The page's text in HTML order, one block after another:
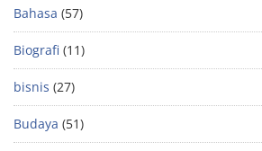
Bahasa (57)
Biografi (11)
bisnis (27)
Budaya (51)